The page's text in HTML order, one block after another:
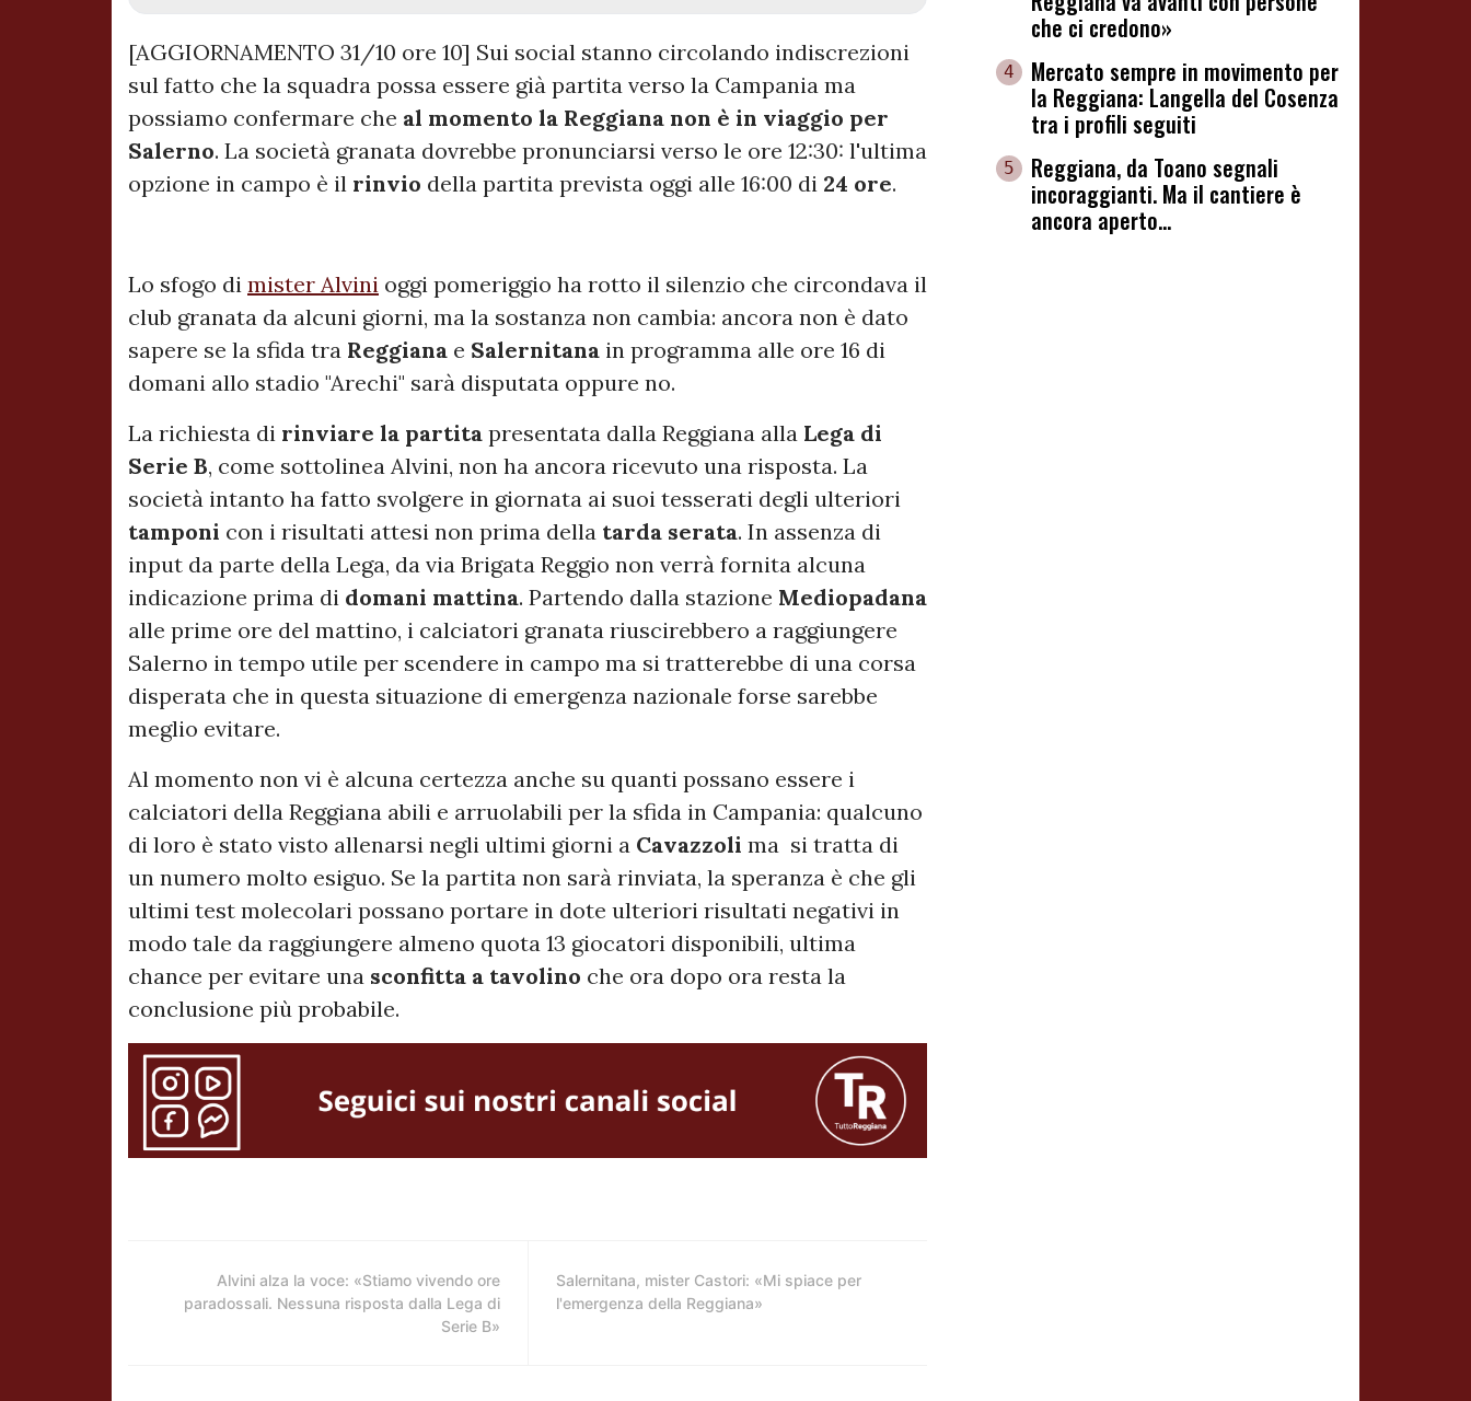
[AGGIORNAMENTO 31/10 ore 10] Sui social stanno circolando indiscrezioni
sul fatto che la squadra possa essere già partita verso la Campania ma
possiamo confermare che al momento la Reggiana non è in viaggio per
Salerno. La società granata dovrebbe pronunciarsi verso le ore 12:30: l'ultima
opzione in campo è il rinvio della partita prevista oggi alle 16:00 di 24 ore.
Lo sfogo di mister Alvini oggi pomeriggio ha rotto il silenzio che circondava il
club granata da alcuni giorni, ma la sostanza non cambia: ancora non è dato
sapere se la sfida tra Reggiana e Salernitana in programma alle ore 16 di
domani allo stadio "Arechi" sarà disputata oppure no.
La richiesta di rinviare la partita presentata dalla Reggiana alla Lega di
Serie B, come sottolinea Alvini, non ha ancora ricevuto una risposta. La
società intanto ha fatto svolgere in giornata ai suoi tesserati degli ulteriori
tamponi con i risultati attesi non prima della tarda serata. In assenza di
input da parte della Lega, da via Brigata Reggio non verrà fornita alcuna
indicazione prima di domani mattina. Partendo dalla stazione Mediopadana
alle prime ore del mattino, i calciatori granata riuscirebbero a raggiungere
Salerno in tempo utile per scendere in campo ma si tratterebbe di una corsa
disperata che in questa situazione di emergenza nazionale forse sarebbe
meglio evitare.
Al momento non vi è alcuna certezza anche su quanti possano essere i
calciatori della Reggiana abili e arruolabili per la sfida in Campania: qualcuno
di loro è stato visto allenarsi negli ultimi giorni a Cavazzoli ma si tratta di
un numero molto esiguo. Se la partita non sarà rinviata, la speranza è che gli
ultimi test molecolari possano portare in dote ulteriori risultati negativi in
modo tale da raggiungere almeno quota 13 giocatori disponibili, ultima
chance per evitare una sconfitta a tavolino che ora dopo ora resta la
conclusione più probabile.
Alvini alza la voce: «Stiamo vivendo ore
paradossali. Nessuna risposta dalla Lega di
Serie B»
Salernitana, mister Castori: «Mi spiace per
l'emergenza della Reggiana»
che ci credono»
4
Mercato sempre in movimento per
la Reggiana: Langella del Cosenza
tra i profili seguiti
5
Reggiana, da Toano segnali
incoraggianti. Ma il cantiere è
ancora aperto...